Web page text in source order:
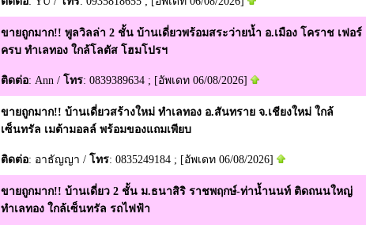
ขายถูกมาก!! พูลวิลล่า 2 ชั้น บ้านเดี่ยวพร้อมสระว่ายน้ำ อ.เมือง โคราช เฟอร์
ครบ ทำเลทอง ใกล้โลตัส โฮมโปรฯ
ติดต่อ: Ann / โทร: 0839389634 ; [อัพเดท 06/08/2026]
ขายถูกมาก!! บ้านเดี่ยวสร้างใหม่ ทำเลทอง อ.สันทราย จ.เชียงใหม่ ใกล้
เซ็นทรัล เมต้ามอลล์ พร้อมของแถมเพียบ
ติดต่อ: อาธัญญา / โทร: 0835249184 ; [อัพเดท 06/08/2026]
ขายถูกมาก!! บ้านเดี่ยว 2 ชั้น ม.ธนาสิริ ราชพฤกษ์-ท่าน้ำนนท์ ติดถนนใหญ่
ทำเลทอง ใกล้เซ็นทรัล รถไฟฟ้า